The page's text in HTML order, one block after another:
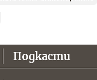
Подкасти